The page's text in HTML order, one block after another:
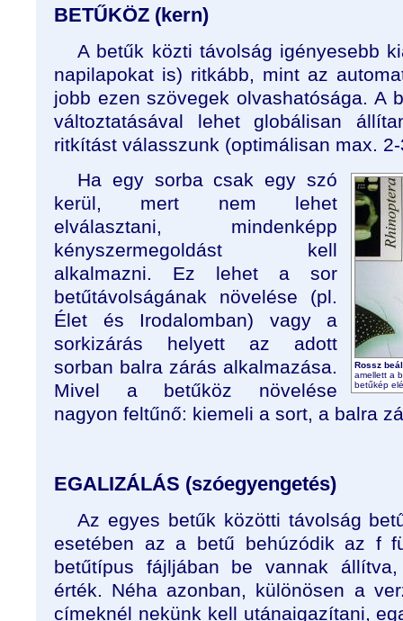
BETŰKÖZ (kern)
A betűk közti távolság igényesebb
napilapokat is) ritkább, mint az
jobb ezen szövegek olvashatósága. A
változtatásával lehet globálisan
ritkítást válasszunk (optimálisan max.
Rossz
amellett a
betűkép
Ha egy sorba csak egy szó
kerül, mert nem lehet
elválasztani, mindenképp
kényszermegoldást kell
alkalmazni. Ez lehet a sor
betűtávolságának növelése (pl.
Élet és Irodalomban) vagy a
sorkizárás helyett az adott
sorban balra zárás alkalmazása.
Mivel a betűköz növelése
nagyon feltűnő: kiemeli a sort, a balra
EGALIZÁLÁS (szóegyengetés)
Az egyes betűk közötti távolság
esetében az a betű behúzódik az f
betűtípus fájljában be vannak
érték. Néha azonban, különösen a
címeknél nekünk kell utánaigazítani,